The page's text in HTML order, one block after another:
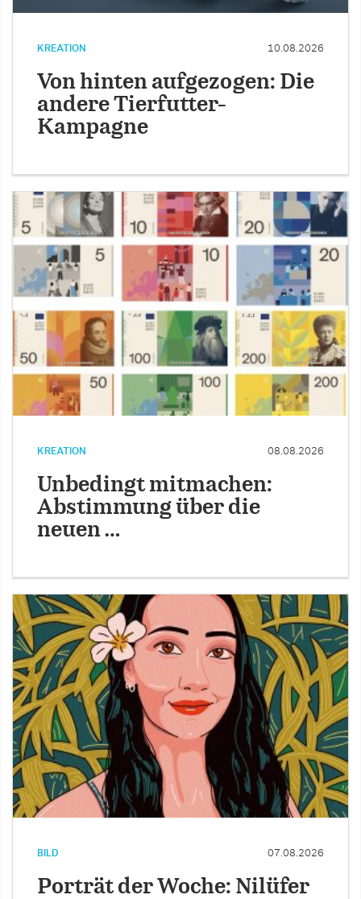
KREATION 10.08.2026
Von hinten aufgezogen: Die
andere Tierfutter-
Kampagne
KREATION 08.08.2026
Unbedingt mitmachen:
Abstimmung über die
neuen …
BILD 07.08.2026
Porträt der Woche: Nilüfer